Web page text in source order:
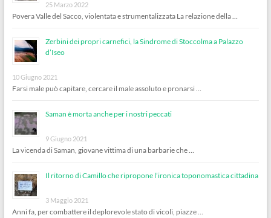
25 Marzo 2022
Povera Valle del Sacco, violentata e strumentalizzata La relazione della …
Zerbini dei propri carnefici, la Sindrome di Stoccolma a Palazzo
d’Iseo
10 Giugno 2021
Farsi male può capitare, cercare il male assoluto e pronarsi …
Saman è morta anche per i nostri peccati
9 Giugno 2021
La vicenda di Saman, giovane vittima di una barbarie che …
Il ritorno di Camillo che ripropone l’ironica toponomastica cittadina
3 Maggio 2021
Anni fa, per combattere il deplorevole stato di vicoli, piazze …